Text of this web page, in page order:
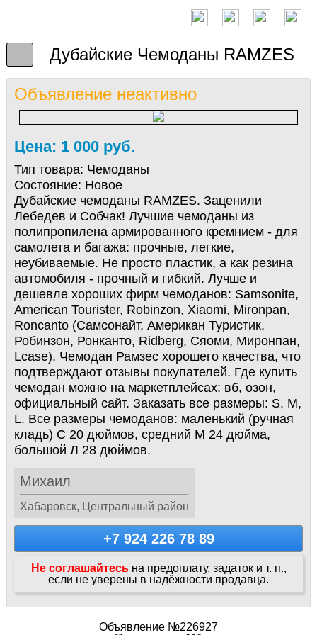
Дубайские Чемоданы RAMZES
Объявление неактивно
Цена: 1 000 руб.
Тип товара: Чемоданы
Состояние: Новое
Дубайские чемоданы RAMZES. Заценили
Лебедев и Собчак! Лучшие чемоданы из
полипропилена армированного кремнием - для
самолета и багажа: прочные, легкие,
неубиваемые. Не просто пластик, а как резина
автомобиля - прочный и гибкий. Лучше и
дешевле хороших фирм чемоданов: Samsonite,
American Tourister, Robinzon, Xiaomi, Mironpan,
Roncanto (Самсонайт, Американ Туристик,
Робинзон, Ронканто, Ridberg, Сяоми, Миронпан,
Lcase). Чемодан Рамзес хорошего качества, что
подтверждают отзывы покупателей. Где купить
чемодан можно на маркетплейсах: вб, озон,
официальный сайт. Заказать все размеры: S, M,
L. Все размеры чемоданов: маленький (ручная
кладь) С 20 дюймов, средний М 24 дюйма,
большой Л 28 дюймов.
Михаил
Хабаровск, Центральный район
+7 924 226 78 89
Не соглашайтесь на предоплату, задаток и т. п.,
если не уверены в надёжности продавца.
Объявление №226927